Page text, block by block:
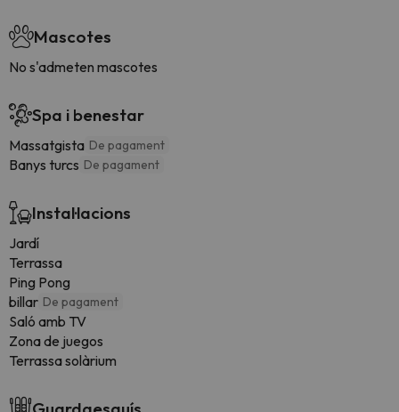
Mascotes
No s'admeten mascotes
Spa i benestar
Massatgista De pagament
Banys turcs De pagament
Instal·lacions
Jardí
Terrassa
Ping Pong
billar De pagament
Saló amb TV
Zona de juegos
Terrassa solàrium